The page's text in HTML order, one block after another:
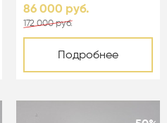
86 000 руб.
172 000 руб.
Подробнее